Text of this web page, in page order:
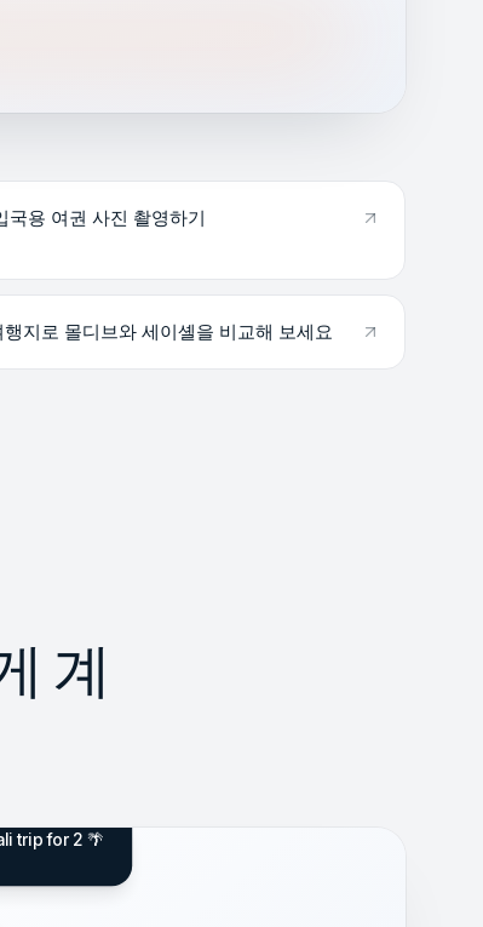
국용 여권 사진 촬영하기
행지로 몰디브와 세이셸을 비교해 보세요
계
trip for 2 🌴